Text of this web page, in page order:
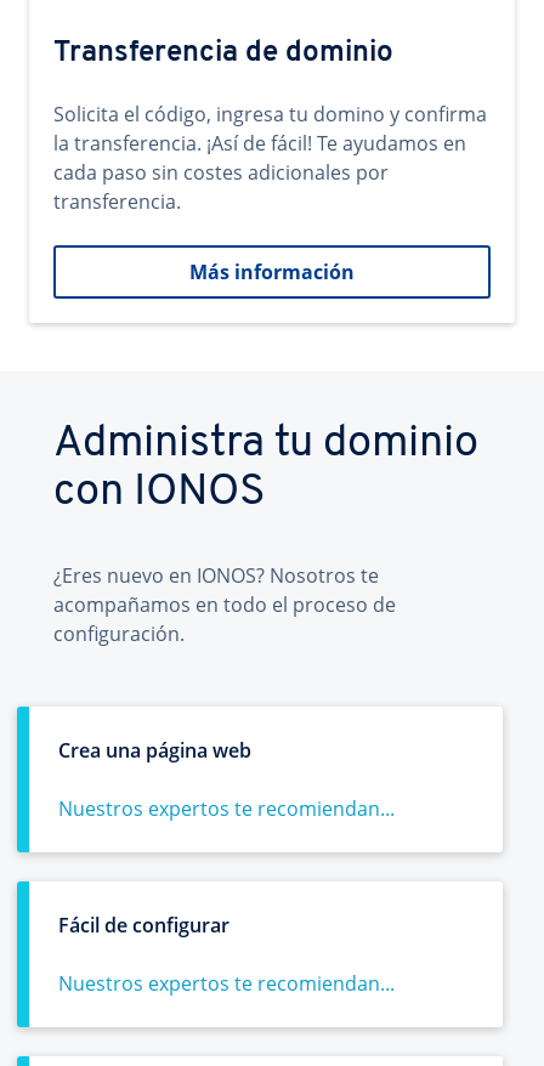
Transferencia de dominio
Solicita el código, ingresa tu domino y confirma
la transferencia. ¡Así de fácil! Te ayudamos en
cada paso sin costes adicionales por
transferencia.
Más información
Administra tu dominio
con IONOS
¿Eres nuevo en IONOS? Nosotros te
acompañamos en todo el proceso de
configuración.
Crea una página web
Nuestros expertos te recomiendan...
Fácil de configurar
Nuestros expertos te recomiendan...